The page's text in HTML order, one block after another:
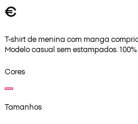
€
T-shirt de menina com manga
Modelo casual sem estampados.
Cores
Tamanhos